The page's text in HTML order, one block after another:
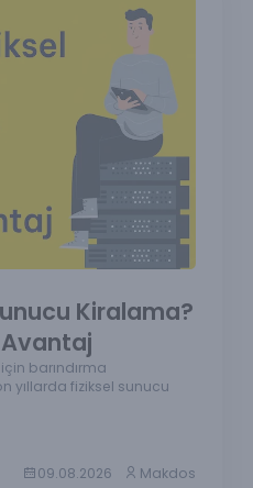
Kiralama?
barındırma
yıllarda fiziksel sunucu
09.08.2026 Makdos